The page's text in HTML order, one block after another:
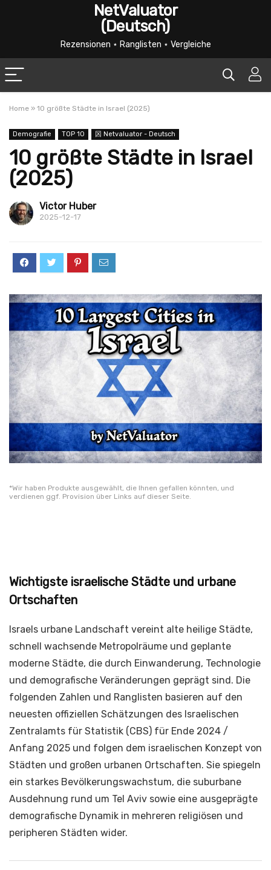
NetValuator
(Deutsch)
Rezensionen ⋆ Ranglisten ⋆ Vergleiche
Home » 10 größte Städte in Israel (2025)
Demografie TOP 10 龱 Netvaluator - Deutsch
10 größte Städte in Israel
(2025)
Victor Huber
2025-12-17
*Wir haben Produkte ausgewählt, die Ihnen gefallen könnten, und
verdienen ggf. Provision über Links auf dieser Seite.
Wichtigste israelische Städte und urbane
Ortschaften
Israels urbane Landschaft vereint alte heilige Städte,
schnell wachsende Metropolräume und geplante
moderne Städte, die durch Einwanderung, Technologie
und demografische Veränderungen geprägt sind. Die
folgenden Zahlen und Ranglisten basieren auf den
neuesten offiziellen Schätzungen des Israelischen
Zentralamts für Statistik (CBS) für Ende 2024 /
Anfang 2025 und folgen dem israelischen Konzept von
Städten und großen urbanen Ortschaften. Sie spiegeln
ein starkes Bevölkerungswachstum, die suburbane
Ausdehnung rund um Tel Aviv sowie eine ausgeprägte
demografische Dynamik in mehreren religiösen und
peripheren Städten wider.